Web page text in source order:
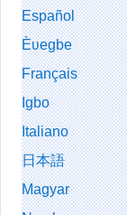
Español
Èʋegbe
Français
Igbo
Italiano
日本語
Magyar